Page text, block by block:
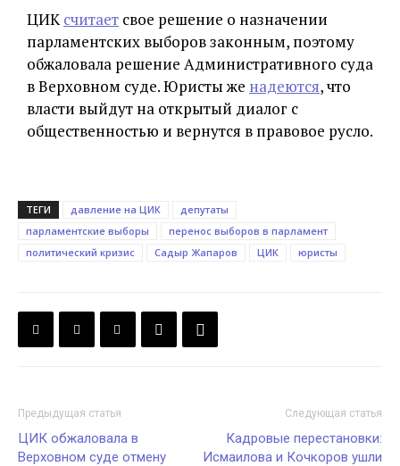
ЦИК считает свое решение о назначении
парламентских выборов законным, поэтому
обжаловала решение Административного суда
в Верховном суде. Юристы же надеются, что
власти выйдут на открытый диалог с
общественностью и вернутся в правовое русло.
ТЕГИ давление на ЦИК
депутаты
парламентские выборы
перенос выборов в парламент
политический кризис
Садыр Жапаров ЦИК юристы
Предыдущая статья
ЦИК обжаловала в
Верховном суде отмену
Следующая статья
Кадровые перестановки:
Исмаилова и Кочкоров ушли